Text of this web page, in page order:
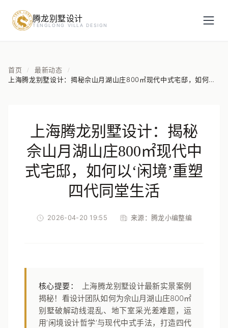
腾龙别墅设计
TENGLONG VILLA DESIGN
首页 / 最新动态 /
上海腾龙别墅设计：揭秘佘山月湖山庄800㎡现代中式宅邸，如何
上海腾龙别墅设计：揭秘
佘山月湖山庄800㎡现代中
式宅邸，如何以‘闲境’重塑
四代同堂生活
2026-04-20 19:55 来源： 腾龙小编整编
核心提要：
上海腾龙别墅设计最新实景案例
揭秘！看设计团队如何为佘山月湖山庄800㎡
别墅破解动线混乱、地下室采光差难题，运
用‘闲境设计哲学’与现代中式手法，打造四代
预约设计咨询
房屋面积（㎡）
立即预约